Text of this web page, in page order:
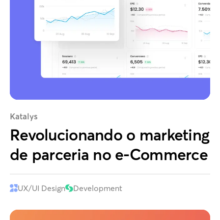
Katalys
Revolucionando o marketing
de parceria no e-Commerce
UX/UI Design Development